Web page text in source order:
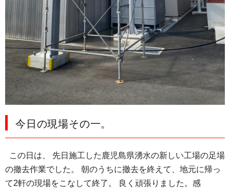
今日の現場その一。
この日は、 先日施工した鹿児島県湧水の新しい工場の足場
の撤去作業でした。 朝のうちに撤去を終えて、地元に帰っ
て2軒の現場をこなして終了。 良く頑張りました。感